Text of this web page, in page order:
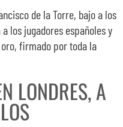
de la Torre, bajo a los
los jugadores españoles y
firmado por toda la
LONDRES, A